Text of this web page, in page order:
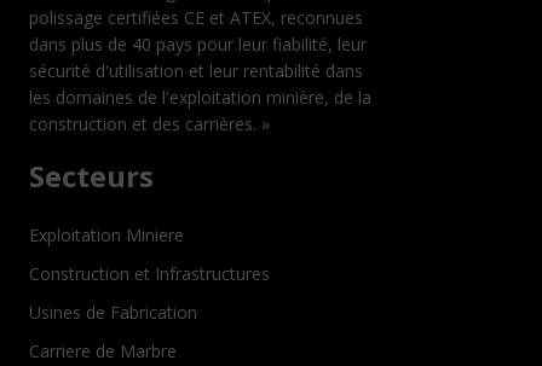
polissage certifiées CE et ATEX, reconnues
dans plus de 40 pays pour leur fiabilité, leur
sécurité d'utilisation et leur rentabilité dans
les domaines de l'exploitation minière, de la
construction et des carrières. »
Secteurs
Exploitation Miniere
Construction et Infrastructures
Usines de Fabrication
Carriere de Marbre